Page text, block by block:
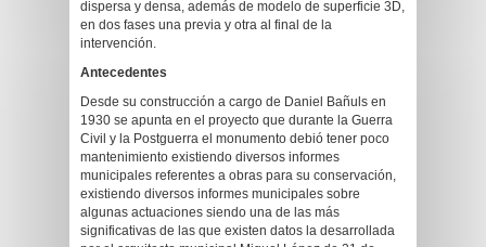
dispersa y densa, además de modelo de superficie 3D,
en dos fases una previa y otra al final de la
intervención.
Antecedentes
Desde su construcción a cargo de Daniel Bañuls en
1930 se apunta en el proyecto que durante la Guerra
Civil y la Postguerra el monumento debió tener poco
mantenimiento existiendo diversos informes
municipales referentes a obras para su conservación,
existiendo diversos informes municipales sobre
algunas actuaciones siendo una de las más
significativas de las que existen datos la desarrollada